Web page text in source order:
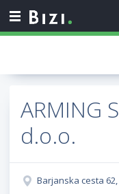
ARMING
d.o.o.
Barjanska cesta